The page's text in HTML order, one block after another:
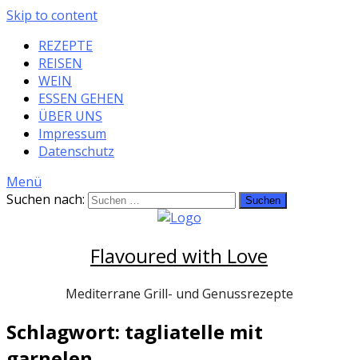
Skip to content
REZEPTE
REISEN
WEIN
ESSEN GEHEN
ÜBER UNS
Impressum
Datenschutz
Menü
Suchen nach:
Flavoured with Love
Mediterrane Grill- und Genussrezepte
Schlagwort: tagliatelle mit